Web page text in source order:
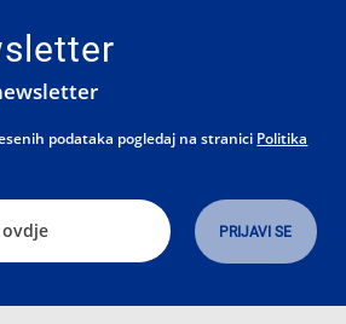
podataka pogledaj na stranici Politika